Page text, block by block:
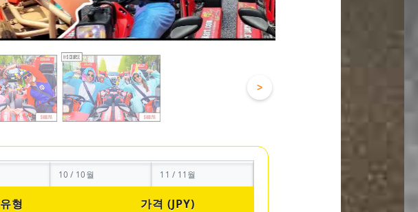
>
10 / 10월 11 / 11월
유형 가격 (JPY)